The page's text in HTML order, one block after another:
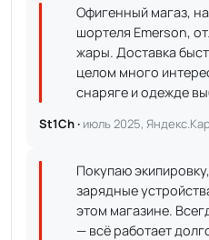
Офигенный магаз,
шортеля Emerson,
жары. Доставка
целом много
снаряге и одежде
St1Ch · июль 2025,
Покупаю
зарядные
этом магазине.
— всё работает